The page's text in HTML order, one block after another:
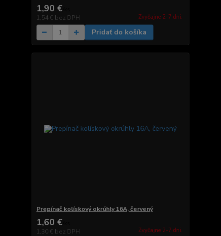
1,90 €
1,54 € bez DPH Zvyčajne 2-7 dni.
Pridať do košíka
Prepínač kolískový okrúhly 16A, červený
1,60 €
1,30 € bez DPH Zvyčajne 2-7 dni.